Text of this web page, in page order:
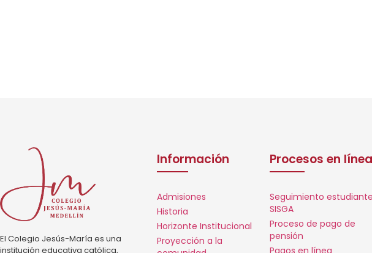
El Colegio Jesús-María es una
institución educativa católica,
Información
Admisiones
Historia
Horizonte Institucional
Proyección a la
Procesos en línea
Seguimiento
SISGA
Proceso de pago de
pensión